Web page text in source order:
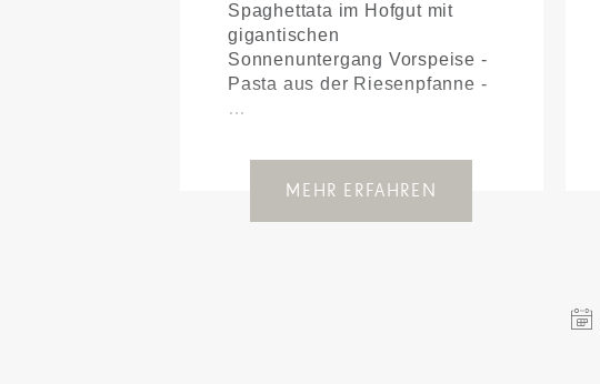
Spaghettata im Hofgut mit
gigantischen
Sonnenuntergang Vorspeise -
Pasta aus der Riesenpfanne -
…
MEHR ERFAHREN